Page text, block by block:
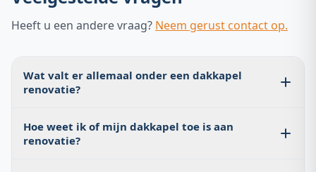
Heeft u een andere vraag? Neem gerust contact op.
Wat valt er allemaal onder een dakkapel
renovatie?
van het loodwerk, de dakbedekking op het platte
gedeelte, de kitnaden, eventueel de buitenbekleding
Hoe weet ik of mijn dakkapel toe is aan
renovatie?